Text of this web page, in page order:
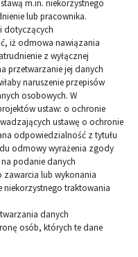
m.in. niekorzystnego
lub pracownika.
dotyczących
iż odmowa nawiązania
z wyłącznej
przetwarzanie jej danych
naruszenie przepisów
osobowych. W
ustaw: o ochronie
ustawę o ochronie
odpowiedzialność z tytułu
odmowy wyrażenia zgody
podanie danych
zawarcia lub wykonania
niekorzystnego traktowania
danych
osób, których te dane